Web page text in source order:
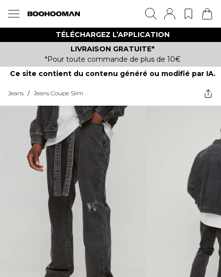
TÉLÉCHARGEZ L’APPLICATION
LIVRAISON GRATUITE*
*Pour toute commande de plus de 10€
Ce site contient du contenu généré ou modifié par IA.
Jeans / Jeans Coupe Slim